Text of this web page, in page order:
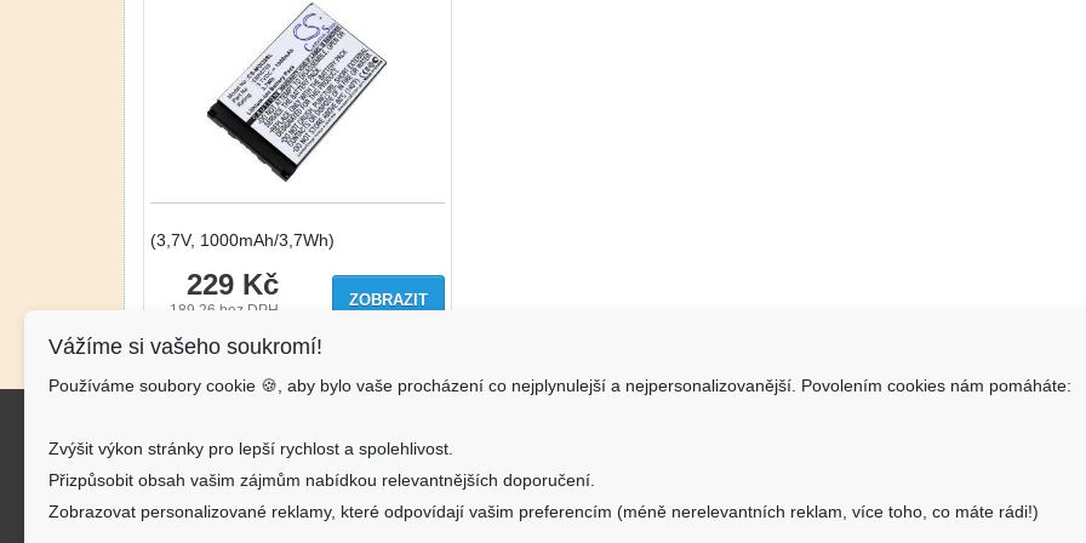
(3,7V, 1000mAh/3,7Wh)
229 Kč
189.26 bez DPH
ZOBRAZIT
AKU-SHOP.CZ s.r.o.
J.Š.Baara 1331/34, 405 02 Děčín
Doprava a platba
Vážíme si vašeho soukromí!
Používáme soubory cookie 🍪, aby bylo vaše procházení co nejplynulejší a nejpersonalizovanější. Povolením cookies nám pomáháte:
Zvýšit výkon stránky pro lepší rychlost a spolehlivost.
Přizpůsobit obsah vašim zájmům nabídkou relevantnějších doporučení.
Zobrazovat personalizované reklamy, které odpovídají vašim preferencím (méně nerelevantních reklam, více toho, co máte rádi!)